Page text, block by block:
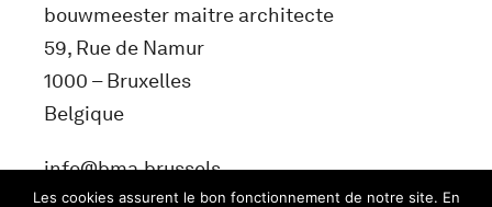
bouwmeester maitre architecte
59, Rue de Namur
1000 – Bruxelles
Belgique
info@bma.brussels
Les cookies assurent le bon fonctionnement de notre site. En